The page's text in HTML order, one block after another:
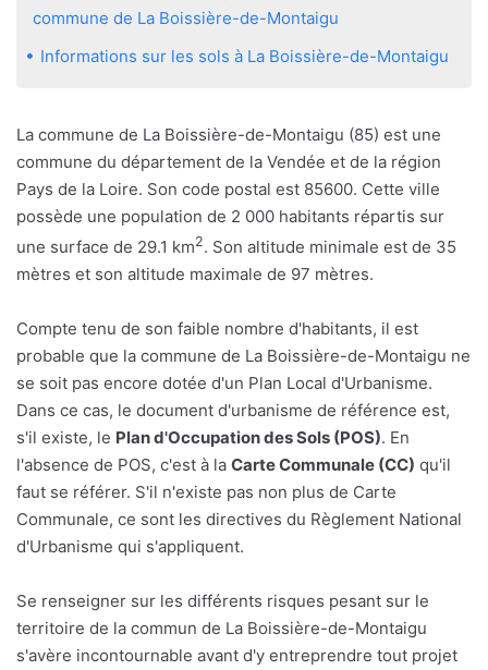
commune de La Boissière-de-Montaigu
Informations sur les sols à La Boissière-de-Montaigu
La commune de La Boissière-de-Montaigu (85) est une
commune du département de la Vendée et de la région
Pays de la Loire. Son code postal est 85600. Cette ville
possède une population de 2 000 habitants répartis sur
une surface de 29.1 km2. Son altitude minimale est de 35
mètres et son altitude maximale de 97 mètres.
Compte tenu de son faible nombre d'habitants, il est
probable que la commune de La Boissière-de-Montaigu ne
se soit pas encore dotée d'un Plan Local d'Urbanisme.
Dans ce cas, le document d'urbanisme de référence est,
s'il existe, le Plan d'Occupation des Sols (POS). En
l'absence de POS, c'est à la Carte Communale (CC) qu'il
faut se référer. S'il n'existe pas non plus de Carte
Communale, ce sont les directives du Règlement National
d'Urbanisme qui s'appliquent.
Se renseigner sur les différents risques pesant sur le
territoire de la commun de La Boissière-de-Montaigu
s'avère incontournable avant d'y entreprendre tout projet